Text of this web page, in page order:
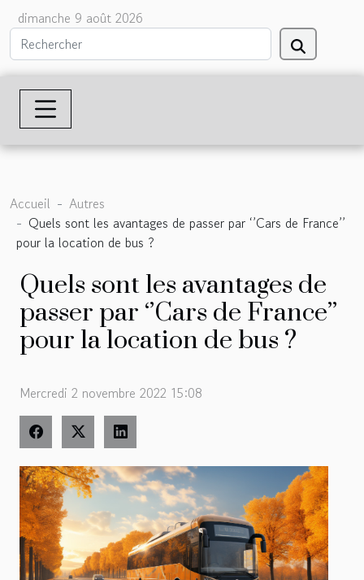
dimanche 9 août 2026
Accueil
Autres
Quels sont les avantages de passer par ‘’Cars de France’’
pour la location de bus ?
Quels sont les avantages de
passer par ‘’Cars de France’’
pour la location de bus ?
Mercredi 2 novembre 2022 15:08